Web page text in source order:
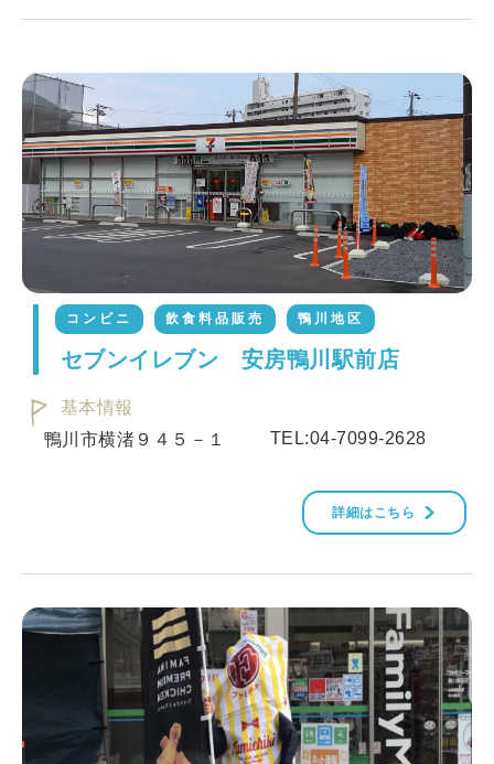
コンビニ 飲食料品販売 鴨川地区
セブンイレブン 安房鴨川駅前店
基本情報
鴨川市横渚９４５－１
TEL:04-7099-2628
詳細はこちら